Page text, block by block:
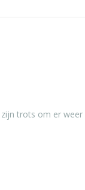
trots om er